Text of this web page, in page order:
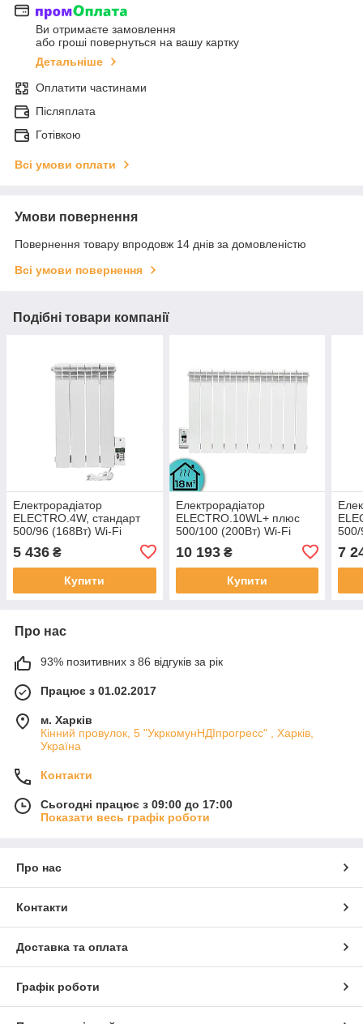
Ви отримаєте замовлення
або гроші повернуться на вашу картку
Детальніше
Оплатити частинами
Післяплата
Готівкою
Всі умови оплати
Умови повернення
Повернення товару впродовж 14 днів за домовленістю
Всі умови повернення
Подібні товари компанії
Електрорадіатор
ELECTRO.4W, стандарт
500/96 (168Вт) Wi-Fi
5 436 ₴
Купити
Електрорадіатор
ELECTRO.10WL+ плюс
500/100 (200Вт) Wi-Fi
зліва 1300Вт з настінними
кріпленнями
10 193₴
Купити
500/
7
Про нас
93% позитивних з 86 відгуків за рік
Працює з 01.02.2017
м. Харків
Кінний провулок, 5 "УкркомунНДІпрогресс" , Харків,
Україна
Контакти
Сьогодні працює з 09:00 до 17:00
Показати весь графік роботи
Про нас
Контакти
Доставка та оплата
Графік роботи